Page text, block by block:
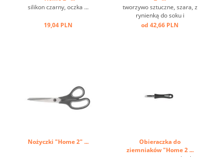
silikon czarny, oczka ...
19,04 PLN
tworzywo sztuczne, szara, z
rynienką do soku i
uchwytem ...
od 42,66 PLN
Nożyczki "Home 2" ...
Obieraczka do
ziemniaków "Home 2 ...